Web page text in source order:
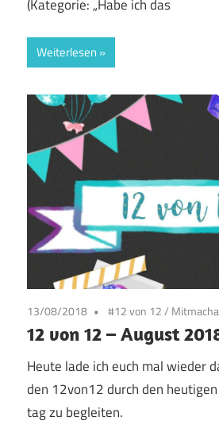
(Kategorie: „Habe ich das
Weiterlesen
13/08/2018 #12 von 12/
12 von 12 – August
Heute lade ich euch mal wieder
den 12von12 durch den
tag zu begleiten.